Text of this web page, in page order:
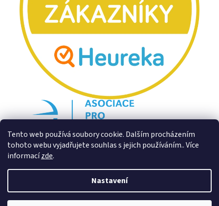
Tento web používá soubory cookie. Dalším procházením
tohoto webu vyjadřujete souhlas s jejich používáním.. Více
informacízde.
Nastavení